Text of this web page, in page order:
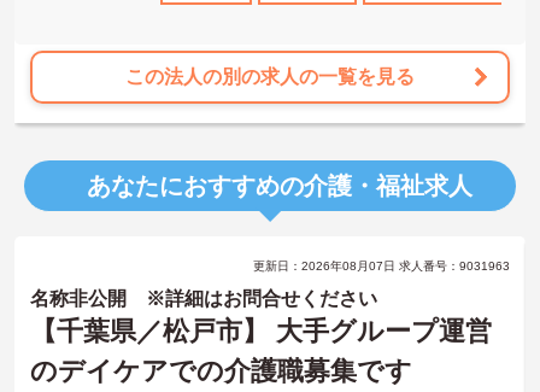
この法人の別の求人の一覧を見る
あなたにおすすめの介護・福祉求人
更新日：2026年08月07日 求人番号：9031963
名称非公開 ※詳細はお問合せください
【千葉県／松戸市】 大手グループ運営
のデイケアでの介護職募集です